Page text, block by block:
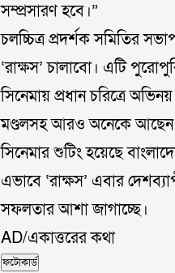
সম্প্রসারণ হবে।”
চলচ্চিত্র প্রদর্শক সমিতির
‘রাক্ষস’ চালাবো। এটি
সিনেমায় প্রধান চরিত্রে
মণ্ডলসহ আরও অনেকে আছেন।
সিনেমার শুটিং হয়েছে
এভাবে ‘রাক্ষস’ এবার
সফলতার আশা জাগাচ্ছে।
AD/একাত্তরের কথা
ফটোকার্ড